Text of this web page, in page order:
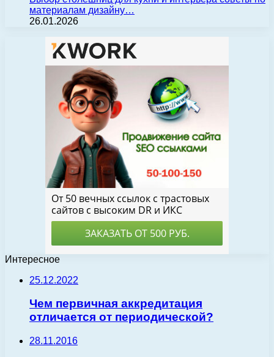
материалам дизайну…
26.01.2026
Интересное
25.12.2022
Чем первичная аккредитация
отличается от периодической?
28.11.2016